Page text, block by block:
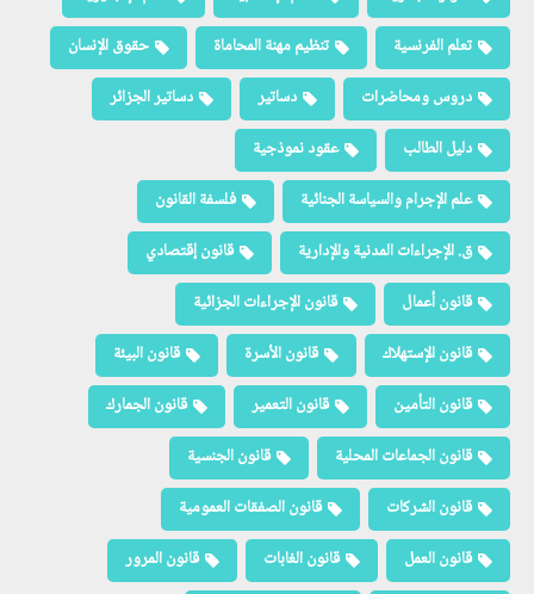
تعلم الفرنسية
تنظيم مهنة المحاماة
حقوق الإنسان
دروس ومحاضرات
دساتير
دساتير الجزائر
دليل الطالب
عقود نموذجية
علم الإجرام والسياسة الجنائية
فلسفة القانون
ق. الإجراءات المدنية والإدارية
قانون إقتصادي
قانون أعمال
قانون الإجراءات الجزائية
قانون الإستهلاك
قانون الأسرة
قانون البيئة
قانون التأمين
قانون التعمير
قانون الجمارك
قانون الجماعات المحلية
قانون الجنسية
قانون الشركات
قانون الصفقات العمومية
قانون العمل
قانون الغابات
قانون المرور